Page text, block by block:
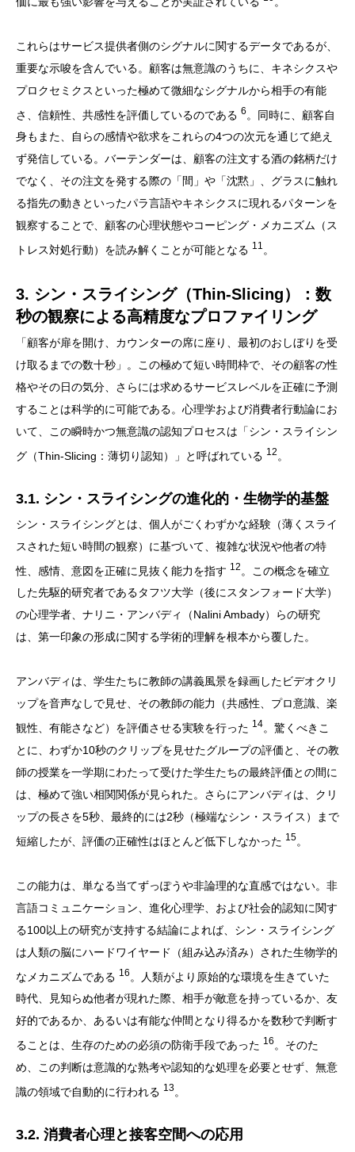
これらはサービス提供者側のシグナルに関するデータであるが、
重要な示唆を含んでいる。顧客は無意識のうちに、キネシクスや
プロクセミクスといった極めて微細なシグナルから相手の有能
さ、信頼性、共感性を評価しているのである 6 。同時に、顧客自
身もまた、自らの感情や欲求をこれらの4つの次元を通じて絶え
ず発信している。バーテンダーは、顧客の注文する酒の銘柄だけ
でなく、その注文を発する際の「間」や「沈黙」、グラスに触れ
る指先の動きといったパラ言語やキネシクスに現れるパターンを
観察することで、顧客の心理状態やコーピング・メカニズム（ス
トレス対処行動）を読み解くことが可能となる 11 。
3. シン・スライシング（Thin-Slicing）：数
秒の観察による高精度なプロファイリング
「顧客が扉を開け、カウンターの席に座り、最初のおしぼりを受
け取るまでの数十秒」。この極めて短い時間枠で、その顧客の性
格やその日の気分、さらには求めるサービスレベルを正確に予測
することは科学的に可能である。心理学および消費者行動論にお
いて、この瞬時かつ無意識の認知プロセスは「シン・スライシン
グ（Thin-Slicing：薄切り認知）」と呼ばれている 12 。
3.1. シン・スライシングの進化的・生物学的基盤
シン・スライシングとは、個人がごくわずかな経験（薄くスライ
スされた短い時間の観察）に基づいて、複雑な状況や他者の特
性、感情、意図を正確に見抜く能力を指す 12 。この概念を確立
した先駆的研究者であるタフツ大学（後にスタンフォード大学）
の心理学者、ナリニ・アンバディ（Nalini Ambady）らの研究
は、第一印象の形成に関する学術的理解を根本から覆した。
アンバディは、学生たちに教師の講義風景を録画したビデオクリ
ップを音声なしで見せ、その教師の能力（共感性、プロ意識、楽
観性、有能さなど）を評価させる実験を行った 14。驚くべきこ
とに、わずか10秒のクリップを見せたグループの評価と、その教
師の授業を一学期にわたって受けた学生たちの最終評価との間に
は、極めて強い相関関係が見られた。さらにアンバディは、クリ
ップの長さを5秒、最終的には2秒（極端なシン・スライス）まで
短縮したが、評価の正確性はほとんど低下しなかった 15。
この能力は、単なる当てずっぽうや非論理的な直感ではない。非
言語コミュニケーション、進化心理学、および社会的認知に関す
る100以上の研究が支持する結論によれば、シン・スライシング
は人類の脳にハードワイヤード（組み込み済み）された生物学的
なメカニズムである 16 。人類がより原始的な環境を生きていた
時代、見知らぬ他者が現れた際、相手が敵意を持っているか、友
好的であるか、あるいは有能な仲間となり得るかを数秒で判断す
ることは、生存のための必須の防衛手段であった 16 。そのた
め、この判断は意識的な熟考や認知的な処理を必要とせず、無意
識の領域で自動的に行われる 13。
3.2. 消費者心理と接客空間への応用